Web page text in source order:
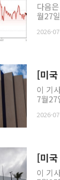
다음
월27
2026-
[미
이 기
7월27
2026-
[미
이 기